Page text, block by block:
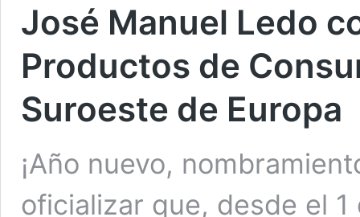
José Manuel Ledo
Productos de
Suroeste de Europa
¡Año nuevo,
oficializar que, desde el